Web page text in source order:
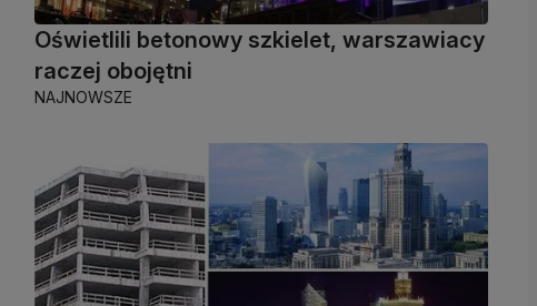
Oświetlili betonowy szkielet, warszawiacy
raczej obojętni
NAJNOWSZE